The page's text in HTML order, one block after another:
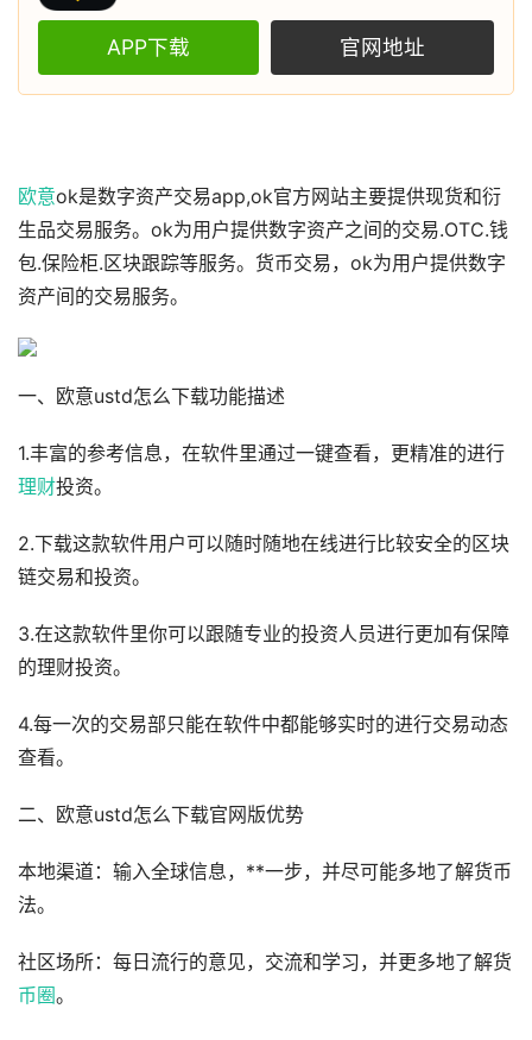
APP下载 官网地址
欧意ok是数字资产交易app,ok官方网站主要提供现货和衍
生品交易服务。ok为用户提供数字资产之间的交易.OTC.钱
包.保险柜.区块跟踪等服务。货币交易，ok为用户提供数字
资产间的交易服务。
一、欧意ustd怎么下载功能描述
1.丰富的参考信息，在软件里通过一键查看，更精准的进行
理财投资。
2.下载这款软件用户可以随时随地在线进行比较安全的区块
链交易和投资。
3.在这款软件里你可以跟随专业的投资人员进行更加有保障
的理财投资。
4.每一次的交易部只能在软件中都能够实时的进行交易动态
查看。
二、欧意ustd怎么下载官网版优势
本地渠道：输入全球信息，**一步，并尽可能多地了解货币
法。
社区场所：每日流行的意见，交流和学习，并更多地了解货
币圈。